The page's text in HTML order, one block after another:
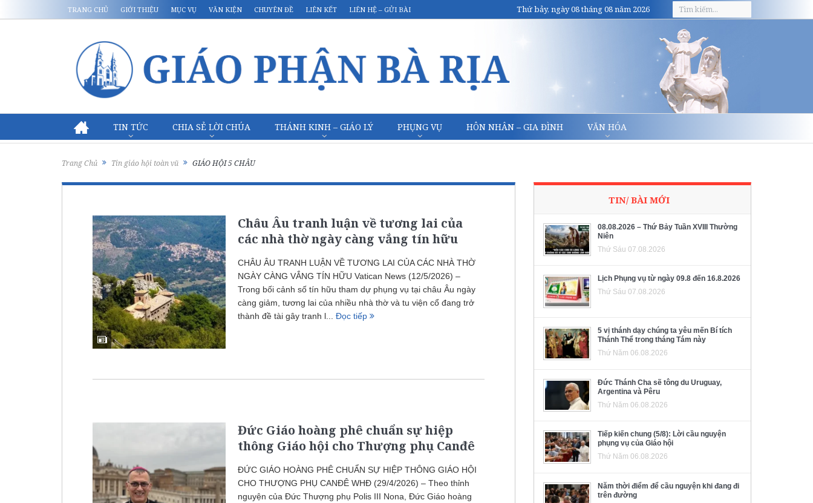
TRANG CHỦ GIỚI THIỆU MỤC VỤ VĂN KIỆN CHUYÊN ĐỀ LIÊN KẾT LIÊN HỆ – GỬI BÀI Thứ bảy, ngày 08 tháng 08 năm 2026
TIN TỨC CHIA SẺ LỜI CHÚA THÁNH KINH – GIÁO LÝ PHỤNG VỤ HÔN NHÂN – GIA ĐÌNH VĂN HÓA
Trang Chủ Tin giáo hội toàn vũ GIÁO HỘI 5 CHÂU
Châu Âu tranh luận về tương lai của
các nhà thờ ngày càng vắng tín hữu
CHÂU ÂU TRANH LUẬN VỀ TƯƠNG LAI CỦA CÁC NHÀ THỜ
NGÀY CÀNG VẮNG TÍN HỮU Vatican News (12/5/2026) –
Trong bối cảnh số tín hữu tham dự phụng vụ tại châu Âu ngày
càng giảm, tương lai của nhiều nhà thờ và tu viện cổ đang trở
thành đề tài gây tranh l... Đọc tiếp
Đức Giáo hoàng phê chuẩn sự hiệp
thông Giáo hội cho Thượng phụ Canđê
ĐỨC GIÁO HOÀNG PHÊ CHUẨN SỰ HIỆP THÔNG GIÁO HỘI
CHO THƯỢNG PHỤ CANĐÊ WHĐ (29/4/2026) – Theo thỉnh
nguyện của Đức Thượng phụ Polis III Nona, Đức Giáo hoàng
TIN/ BÀI MỚI
08.08.2026 – Thứ Bảy Tuần XVIII Thường
Niên
Thứ Sáu 07.08.2026
Lịch Phụng vụ từ ngày 09.8 đến 16.8.2026
Thứ Sáu 07.08.2026
5 vị thánh dạy chúng ta yêu mến Bí tích
Thánh Thể trong tháng Tám này
Thứ Năm 06.08.2026
Đức Thánh Cha sẽ tông du Uruguay,
Argentina và Pêru
Thứ Năm 06.08.2026
Tiếp kiến chung (5/8): Lời cầu nguyện
phụng vụ của Giáo hội
Thứ Năm 06.08.2026
Năm thời điểm để cầu nguyện khi đang đi
trên đường